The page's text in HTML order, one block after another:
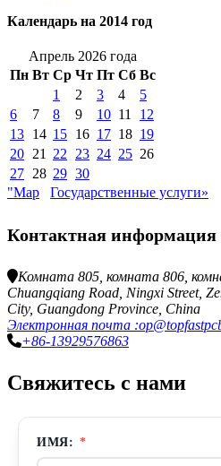
Календарь на 2014 год
Апрель 2026 года
Пн Вт Ср Чт Пт Сб Вс
1
2 3 4
5
6
7 8 9 10 11
12
13 14 15 16 17 18 19
20 21 22 23 24 25 26
27 28 29 30
"Мар
Государственные услуги»
Контактная информация
Комната 805, комната 806,
Chuangqiang Road, Ningxi Street,
City, Guangdong Province, China
Электронная почта
+86-13929576863
Свяжитесь с нами
ИМЯ: *